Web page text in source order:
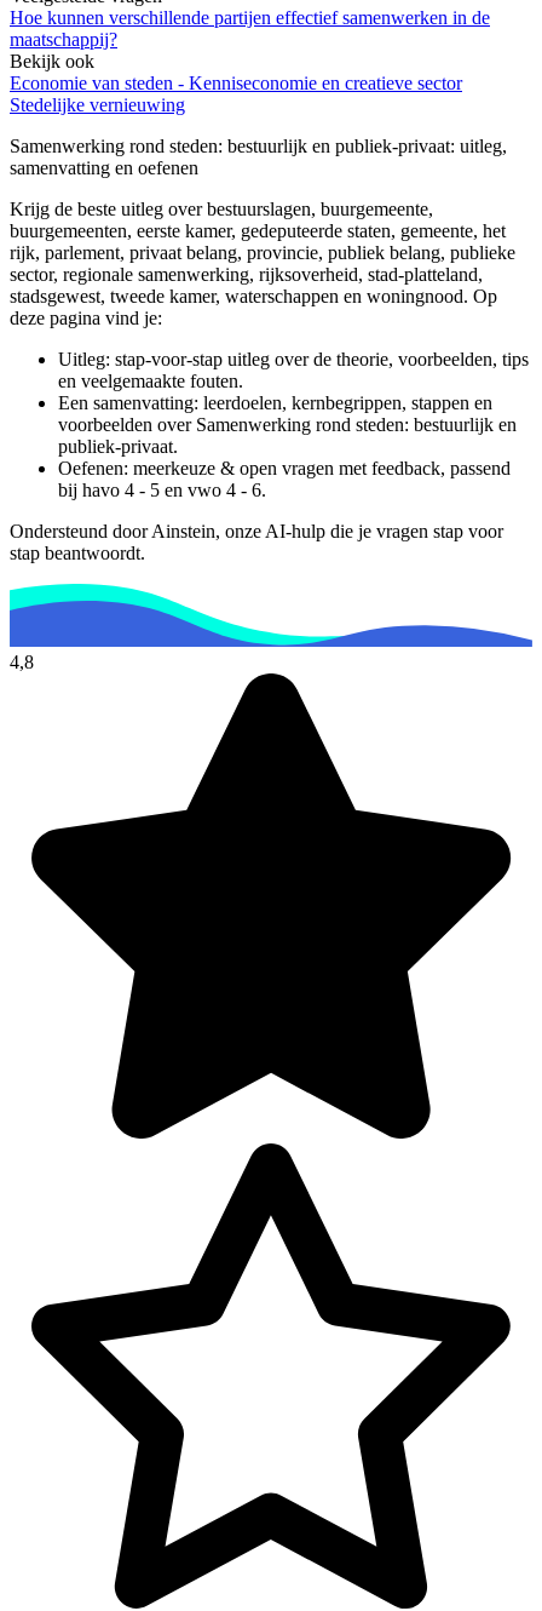
Hoe kunnen verschillende partijen effectief samenwerken in de
maatschappij?
Bekijk ook
Economie van steden - Kenniseconomie en creatieve sector
Stedelijke vernieuwing
Samenwerking rond steden: bestuurlijk en publiek-privaat: uitleg,
samenvatting en oefenen
Krijg de beste uitleg over bestuurslagen, buurgemeente,
buurgemeenten, eerste kamer, gedeputeerde staten, gemeente, het
rijk, parlement, privaat belang, provincie, publiek belang, publieke
sector, regionale samenwerking, rijksoverheid, stad-platteland,
stadsgewest, tweede kamer, waterschappen en woningnood. Op
deze pagina vind je:
Uitleg: stap-voor-stap uitleg over de theorie, voorbeelden, tips
en veelgemaakte fouten.
Een samenvatting: leerdoelen, kernbegrippen, stappen en
voorbeelden over Samenwerking rond steden: bestuurlijk en
publiek-privaat.
Oefenen: meerkeuze & open vragen met feedback, passend
bij havo 4 - 5 en vwo 4 - 6.
Ondersteund door Ainstein, onze AI-hulp die je vragen stap voor
stap beantwoordt.
4,8